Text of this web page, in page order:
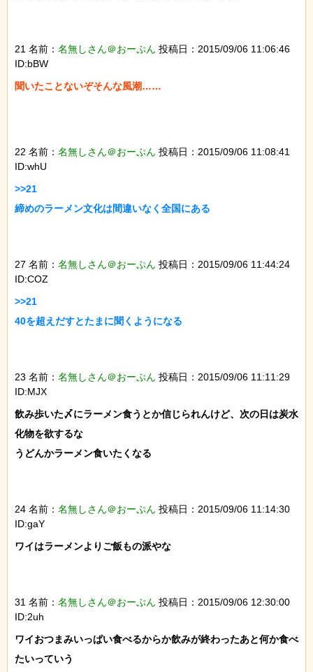
21 名前： 名無しさん＠おーぷん 投稿日：2015/09/06 11:06:46
ID:bBW
聞いたことないぞそんな風潮……
22 名前： 名無しさん＠おーぷん 投稿日：2015/09/06 11:08:41
ID:whU
>>21
締めのラーメン文化は間違いなく全国にある
27 名前： 名無しさん＠おーぷん 投稿日：2015/09/06 11:44:24
ID:COZ
>>21
40を超えだすとたまに聞くようになる
23 名前： 名無しさん＠おーぷん 投稿日：2015/09/06 11:11:29
ID:MJX
飲み歩いた〆にラーメン食うとか信じられんけど、次の日は炭水
化物を欲するな
うどんかラーメン食いたくなる
24 名前： 名無しさん＠おーぷん 投稿日：2015/09/06 11:14:30
ID:gaY
ワイはラーメンよりご飯もの派やな
31 名前： 名無しさん＠おーぷん 投稿日：2015/09/06 12:30:00
ID:2uh
ワイおつまみいっぱい食べるからか飲みが終わったあと何か食べ
たいっていう